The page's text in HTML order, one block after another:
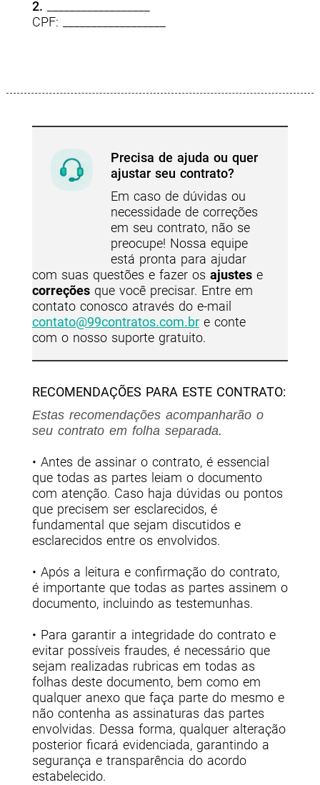
2.
CPF: __________________
Precisa de ajuda ou quer
ajustar seu contrato?
Em caso de dúvidas ou
necessidade de correções
em seu contrato, não se
preocupe! Nossa equipe
está pronta para ajudar
com suas questões e fazer os ajustese
correçõesque você precisar. Entre em
contato conosco através do e-mail
contato@99contratos.com.bre conte
com o nosso suporte gratuito.
RECOMENDAÇÕES PARA ESTE CONTRATO:
Estas recomendações acompanharão o
seu contrato em folha separada.
• Antes de assinar o contrato, é essencial
que todas as partes leiam o documento
com atenção. Caso haja dúvidas ou pontos
que precisem ser esclarecidos, é
fundamental que sejam discutidos e
esclarecidos entre os envolvidos.
• Após a leitura e confirmação do contrato,
é importante que todas as partes assinem o
documento, incluindo as testemunhas.
• Para garantir a integridade do contrato e
evitar possíveis fraudes, é necessário que
sejam realizadas rubricas em todas as
folhas deste documento, bem como em
qualquer anexo que faça parte do mesmo e
não contenha as assinaturas das partes
envolvidas. Dessa forma, qualquer alteração
posterior ficará evidenciada, garantindo a
segurança e transparência do acordo
estabelecido.